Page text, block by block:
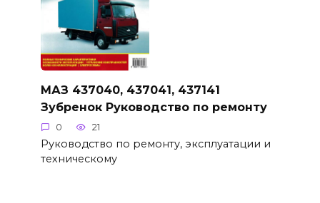
МАЗ 437040, 437041, 437141
Зубренок Руководство по ремонту
0 21
Руководство по ремонту, эксплуатации и
техническому